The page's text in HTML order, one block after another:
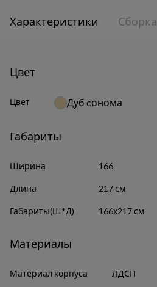
Характеристики Сборка
Цвет
Цвет Дуб cонома
Габариты
Ширина 166
Длина 217 см
Габариты(Ш*Д) 166х217 см
Материалы
Материал корпуса ЛДСП